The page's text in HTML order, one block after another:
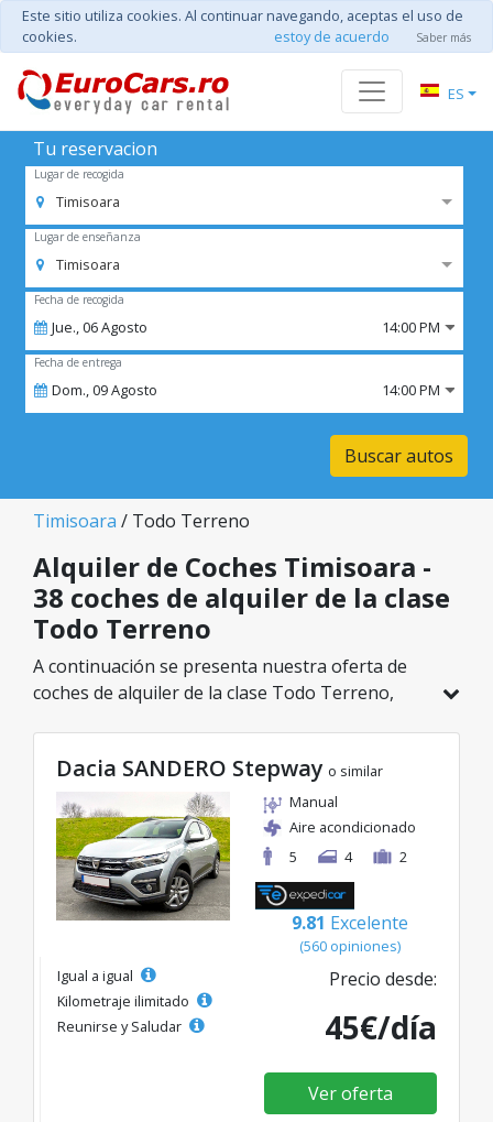
Este sitio utiliza cookies. Al continuar navegando, aceptas el uso de
cookies.
estoy de acuerdo Saber más
ES
Tu reservacion
Lugar de recogida
Timisoara
Lugar de enseñanza
Timisoara
Fecha de recogida
Jue.,06Agosto 14:00 PM
Fecha de entrega
Dom.,09Agosto 14:00 PM
Buscar autos
Timisoara / Todo Terreno
Alquiler de Coches Timisoara -
38 coches de alquiler de la clase
Todo Terreno
A continuación se presenta nuestra oferta de
coches de alquiler de la clase Todo Terreno,
modelo ideal de la categoría seleccionada, con
tarifas excelentes desde solo 38€/día.
Dacia SANDERO Stepway o similar
Manual
Aire acondicionado
5
4 2
9.81 Excelente
(560 opiniones)
Igual a igual
Kilometraje ilimitado
Reunirse y Saludar
Precio desde:
45€/día
Ver oferta